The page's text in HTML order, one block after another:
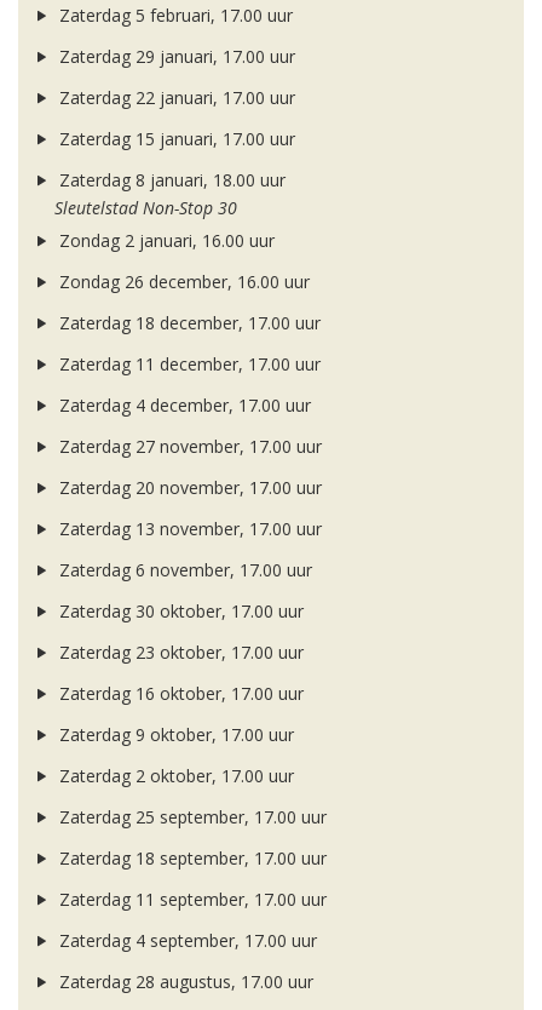
Zaterdag 5 februari, 17.00 uur
Zaterdag 29 januari, 17.00 uur
Zaterdag 22 januari, 17.00 uur
Zaterdag 15 januari, 17.00 uur
Zaterdag 8 januari, 18.00 uur
Sleutelstad Non-Stop 30
Zondag 2 januari, 16.00 uur
Zondag 26 december, 16.00 uur
Zaterdag 18 december, 17.00 uur
Zaterdag 11 december, 17.00 uur
Zaterdag 4 december, 17.00 uur
Zaterdag 27 november, 17.00 uur
Zaterdag 20 november, 17.00 uur
Zaterdag 13 november, 17.00 uur
Zaterdag 6 november, 17.00 uur
Zaterdag 30 oktober, 17.00 uur
Zaterdag 23 oktober, 17.00 uur
Zaterdag 16 oktober, 17.00 uur
Zaterdag 9 oktober, 17.00 uur
Zaterdag 2 oktober, 17.00 uur
Zaterdag 25 september, 17.00 uur
Zaterdag 18 september, 17.00 uur
Zaterdag 11 september, 17.00 uur
Zaterdag 4 september, 17.00 uur
Zaterdag 28 augustus, 17.00 uur